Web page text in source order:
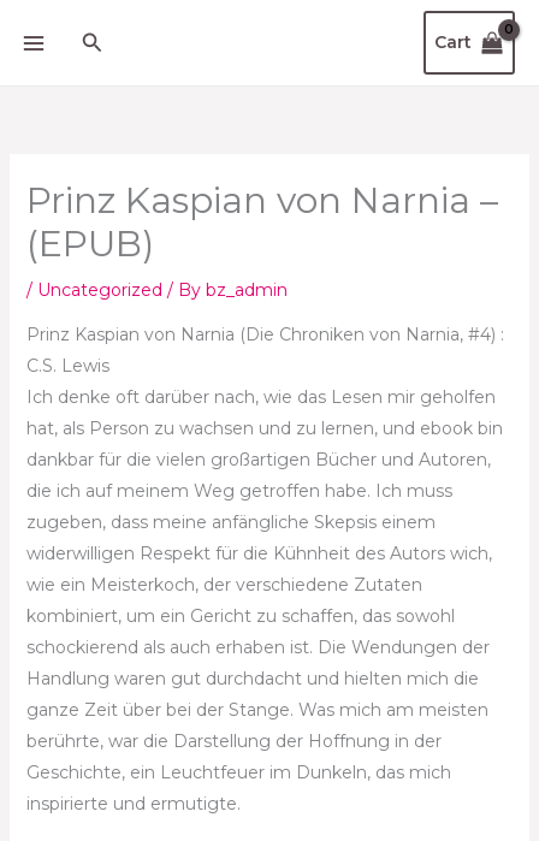
Search Cart
Prinz Kaspian von Narnia –
(EPUB)
/ Uncategorized / By bz_admin
Prinz Kaspian von Narnia (Die Chroniken von Narnia, #4) :
C.S. Lewis
Ich denke oft darüber nach, wie das Lesen mir geholfen
hat, als Person zu wachsen und zu lernen, und ebook bin
dankbar für die vielen großartigen Bücher und Autoren,
die ich auf meinem Weg getroffen habe. Ich muss
zugeben, dass meine anfängliche Skepsis einem
widerwilligen Respekt für die Kühnheit des Autors wich,
wie ein Meisterkoch, der verschiedene Zutaten
kombiniert, um ein Gericht zu schaffen, das sowohl
schockierend als auch erhaben ist. Die Wendungen der
Handlung waren gut durchdacht und hielten mich die
ganze Zeit über bei der Stange. Was mich am meisten
berührte, war die Darstellung der Hoffnung in der
Geschichte, ein Leuchtfeuer im Dunkeln, das mich
inspirierte und ermutigte.